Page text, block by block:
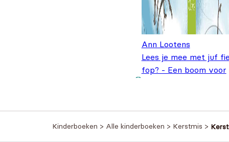
Ann Lootens
Lees je mee met juf
fop? - Een boom voor
Kinderboeken > Alle kinderboeken > Kerstmis >